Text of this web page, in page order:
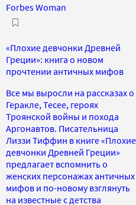
Forbes Woman
«Плохие девчонки Древней
Греции»: книга о новом
прочтении античных мифов
Все мы выросли на рассказах о
Геракле, Тесее, героях
Троянской войны и похода
Аргонавтов. Писательница
Лиззи Тиффин в книге «Плохие
девчонки Древней Греции»
предлагает вспомнить о
женских персонажах античных
мифов и по-новому взглянуть
на известные с детства